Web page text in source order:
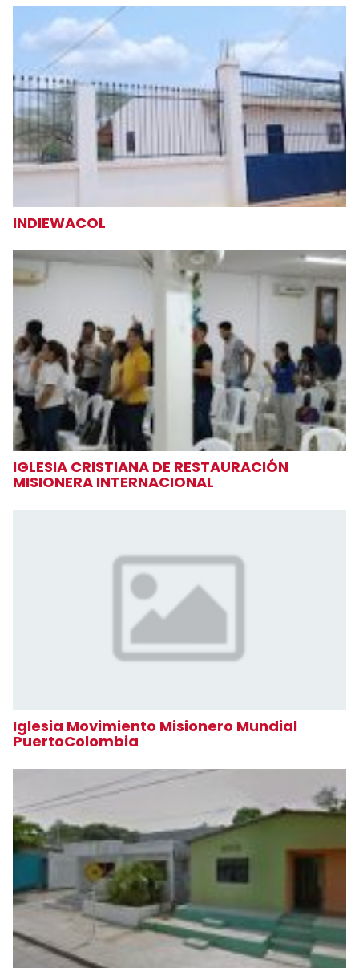
INDIEWACOL
IGLESIA CRISTIANA DE RESTAURACIÓN
MISIONERA INTERNACIONAL
Iglesia Movimiento Misionero Mundial
PuertoColombia